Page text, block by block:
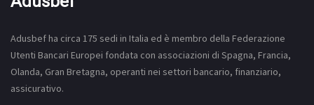
Adusbef ha circa 175 sedi in Italia ed è membro della Federazione
Utenti Bancari Europei fondata con associazioni di Spagna, Francia,
Olanda, Gran Bretagna, operanti nei settori bancario, finanziario,
assicurativo.